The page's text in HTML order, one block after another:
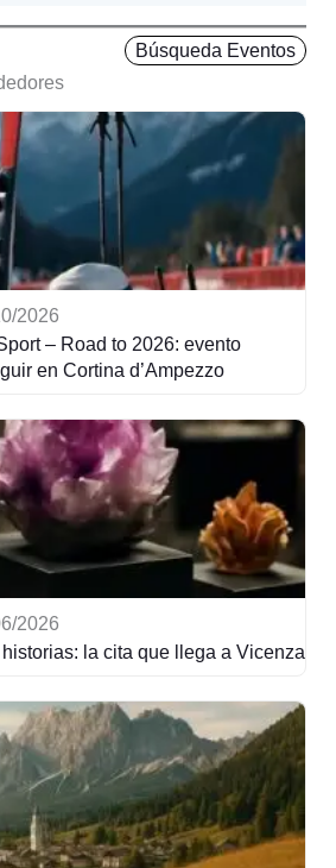
Búsqueda Eventos
2026
– Road to 2026: evento
en Cortina d’Ampezzo
2026
la cita que llega a Vicenza